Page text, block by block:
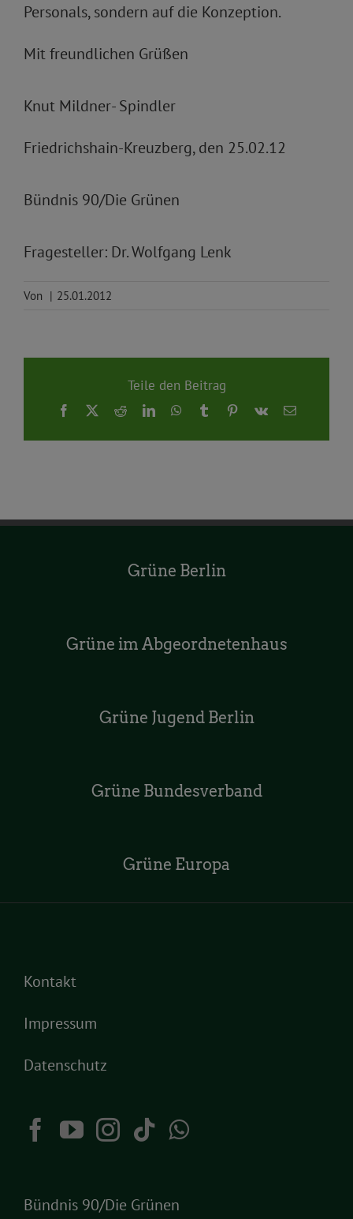
Personals, sondern auf die Konzeption.
Mit freundlichen Grüßen
Knut Mildner- Spindler
Friedrichshain-Kreuzberg, den 25.02.12
Bündnis 90/Die Grünen
Fragesteller: Dr. Wolfgang Lenk
Von | 25.01.2012
Teile den Beitrag
Facebook
X RedditLinkedInWhatsApp
TumblrPinterest
Vk
E-
Grüne Berlin
Grüne im Abgeordnetenhaus
Grüne Jugend Berlin
Grüne Bundesverband
Grüne Europa
Kontakt
Impressum
Datenschutz
Bündnis 90/Die Grünen